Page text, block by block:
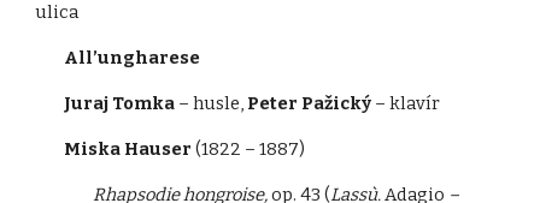
ulica
All’ungharese
Juraj Tomka – husle, Peter Pažický – klavír
Miska Hauser(1822 – 1887)
Rhapsodie hongroise,op. 43 (Lassù.Adagio –